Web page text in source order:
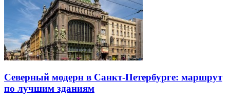
Северный модерн в Санкт-Петербурге: маршрут
по лучшим зданиям